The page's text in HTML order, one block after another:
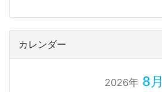
カレンダー
2026年8月